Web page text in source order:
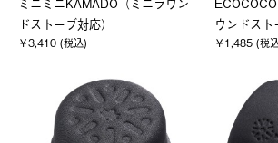
ドストーブ対応）
￥3,410 (税込)
ウンドスト
￥1,485 (税